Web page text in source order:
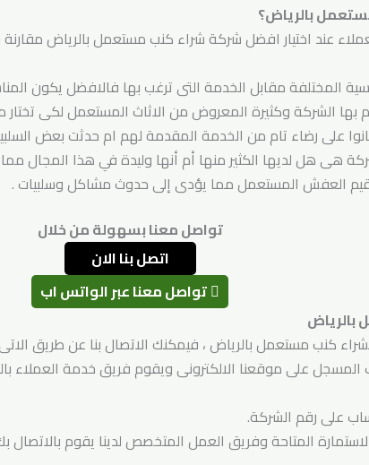
بالرياض؟
عند اختيار افضل شركة شراء كنب مستعمل بالرياض
المختلفة مقابل الخدمة التى ترغب بها فالافضل يكون
بها الشركة وكثيرة المعروض من الاثاث المستعمل لكى
على رضاء تام من الخدمة المقدمة لهم ام حدثت بعض
هى هل لديها الكثير منها أم أنها وليدة في هذا المجال
العفش المستعمل مما يؤدى إلى حدوث مشاكل وسلبيات .
تواصل معنا بسهولة من خلال
اتصل بنا الان
تواصل معنا عبر الواتس اب
بالرياض
كنب مستعمل بالرياض ، فيمكنك الاتصال بنا عن طريق
على رقم الشركة.
المتاحة وفريق العمل المتخصص لدينا يقوم بالاتصال